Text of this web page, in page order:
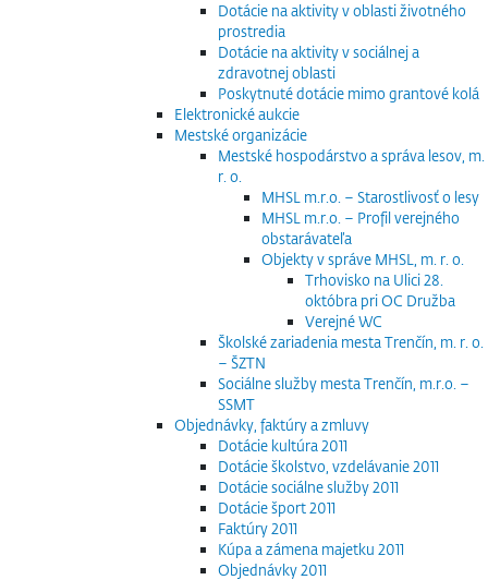
Dotácie na aktivity v oblasti životného
prostredia
Dotácie na aktivity v sociálnej a
zdravotnej oblasti
Poskytnuté dotácie mimo grantové kolá
Elektronické aukcie
Mestské organizácie
Mestské hospodárstvo a správa lesov, m.
r. o.
MHSL m.r.o. – Starostlivosť o lesy
MHSL m.r.o. – Profil verejného
obstarávateľa
Objekty v správe MHSL, m. r. o.
Trhovisko na Ulici 28.
októbra pri OC Družba
Verejné WC
Školské zariadenia mesta Trenčín, m. r. o.
– ŠZTN
Sociálne služby mesta Trenčín, m.r.o. –
SSMT
Objednávky, faktúry a zmluvy
Dotácie kultúra 2011
Dotácie školstvo, vzdelávanie 2011
Dotácie sociálne služby 2011
Dotácie šport 2011
Faktúry 2011
Kúpa a zámena majetku 2011
Objednávky 2011